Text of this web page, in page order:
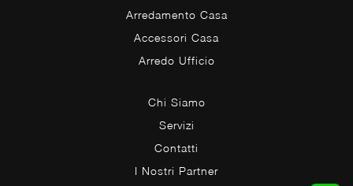
Arredamento Casa
Accessori Casa
Arredo Ufficio
Chi Siamo
Servizi
Contatti
I Nostri Partner